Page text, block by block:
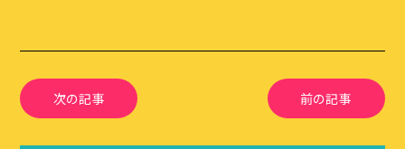
次の記事 前の記事